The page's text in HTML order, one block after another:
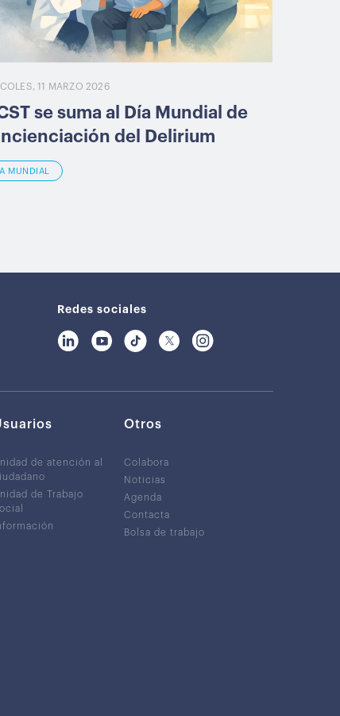
11 MARZO 2026
se suma al Día Mundial de
del Delirium
MUNDIAL
Redes sociales
de atención al
de Trabajo
Otros
Colabora
Noticias
Agenda
Contacta
Bolsa de trabajo